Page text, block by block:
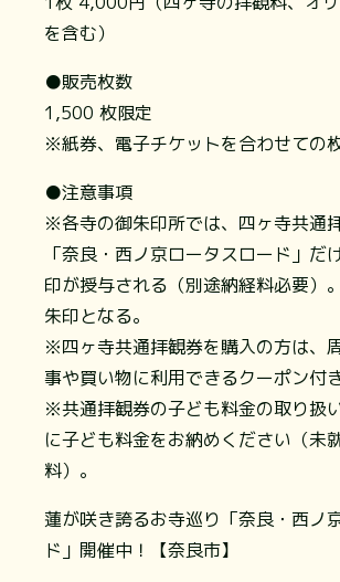
を含む）
●販売枚数
1,500 枚限定
※紙券、電子チケットを合わせての枚
●注意事項
※各寺の御朱印所では、四ヶ寺共通
「奈良・西ノ京ロータスロード」だ
印が授与される（別途納経料必要）
朱印となる。
※四ヶ寺共通拝観券を購入の方は、
事や買い物に利用できるクーポン付
※共通拝観券の子ども料金の取り扱
に子ども料金をお納めください（未
料）。
蓮が咲き誇るお寺巡り「奈良・西ノ
ド」開催中！【奈良市】